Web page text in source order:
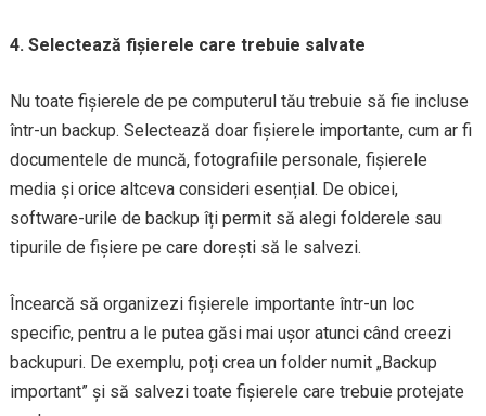
4. Selectează fișierele care trebuie salvate
Nu toate fișierele de pe computerul tău trebuie să fie incluse
într-un backup. Selectează doar fișierele importante, cum ar fi
documentele de muncă, fotografiile personale, fișierele
media și orice altceva consideri esențial. De obicei,
software-urile de backup îți permit să alegi folderele sau
tipurile de fișiere pe care dorești să le salvezi.
Încearcă să organizezi fișierele importante într-un loc
specific, pentru a le putea găsi mai ușor atunci când creezi
backupuri. De exemplu, poți crea un folder numit „Backup
important” și să salvezi toate fișierele care trebuie protejate